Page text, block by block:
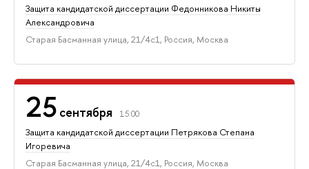
Защита кандидатской диссертации Федонникова Никиты
Александровича
Старая Басманная улица, 21/4с1, Россия, Москва
25 сентября 15:00
Защита кандидатской диссертации Петрякова Степана
Игоревича
Старая Басманная улица, 21/4с1, Россия, Москва